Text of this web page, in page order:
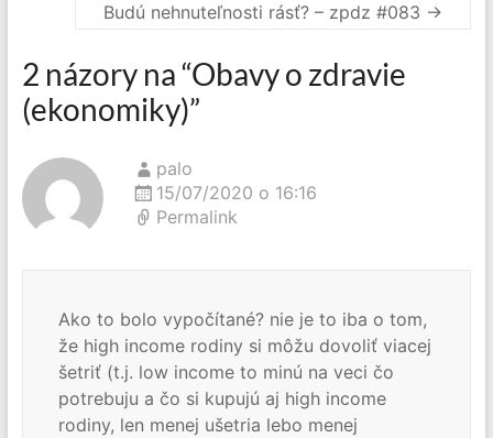
Budú nehnuteľnosti rásť? – zpdz #083 →
2 názory na “Obavy o zdravie
(ekonomiky)”
palo
15/07/2020 o 16:16
Permalink
Ako to bolo vypočítané? nie je to iba o tom,
že high income rodiny si môžu dovoliť viacej
šetriť (t.j. low income to minú na veci čo
potrebuju a čo si kupujú aj high income
rodiny, len menej ušetria lebo menej